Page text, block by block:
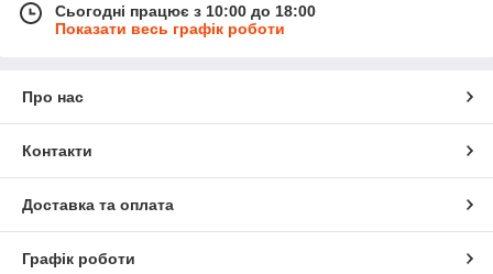
Сьогодні працює з 10:00 до 18:00
Показати весь графік роботи
Про нас
Контакти
Доставка та оплата
Графік роботи